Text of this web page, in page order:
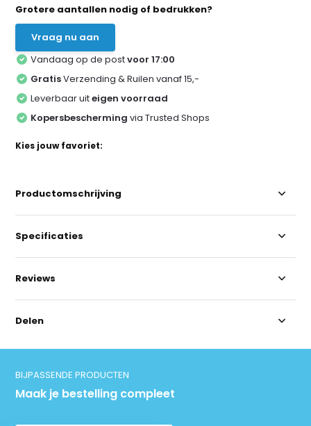
Grotere aantallen nodig of bedrukken?
Vraag nu aan
Vandaag op de postvoor 17:00
GratisVerzending & Ruilen vanaf 15,-
Leverbaar uiteigen voorraad
Kopersbescherming via Trusted Shops
Kies jouw favoriet:
Productomschrijving
Specificaties
Reviews
Delen
BIJPASSENDE PRODUCTEN
Maak je bestelling compleet